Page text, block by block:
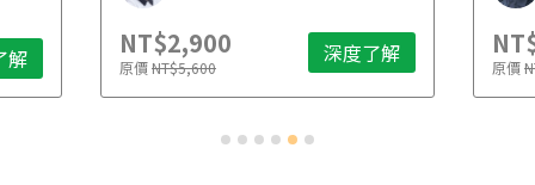
解 NT$2,900
原價NT$5,600 深度了解 原價